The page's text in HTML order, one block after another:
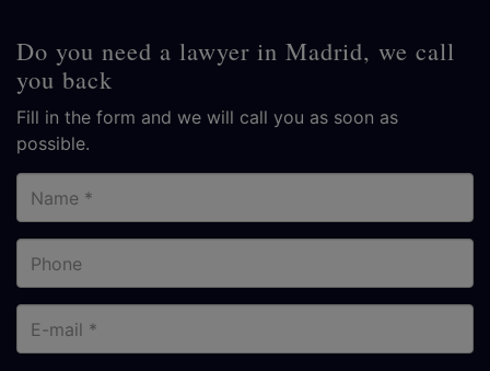
Do you need a lawyer in Madrid, we call
you back
Fill in the form and we will call you as soon as
possible.
mail